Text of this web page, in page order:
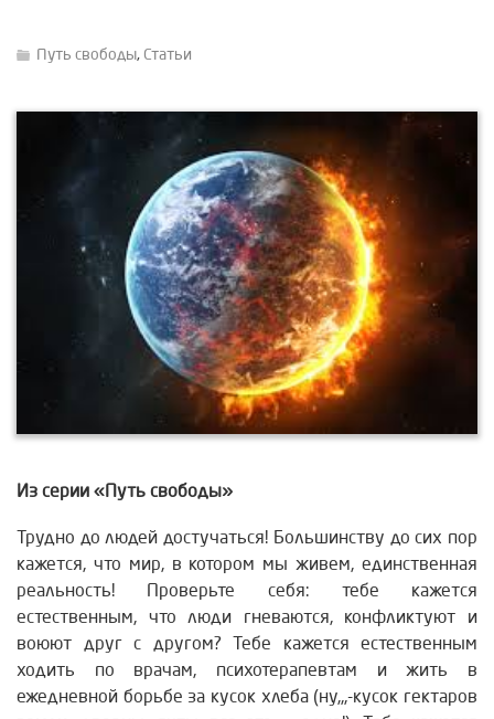
Путь свободы, Статьи
Из серии «Путь свободы»
Трудно до людей достучаться! Большинству до сих пор
кажется, что мир, в котором мы живем, единственная
реальность! Проверьте себя: тебе кажется
естественным, что люди гневаются, конфликтуют и
воюют друг с другом? Тебе кажется естественным
ходить по врачам, психотерапевтам и жить в
ежедневной борьбе за кусок хлеба (ну,,,-кусок гектаров